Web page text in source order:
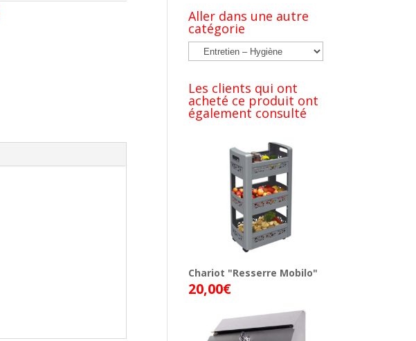
Aller dans une autre
catégorie
Les clients qui ont
acheté ce produit ont
également consulté
Chariot "Resserre Mobilo"
20,00€